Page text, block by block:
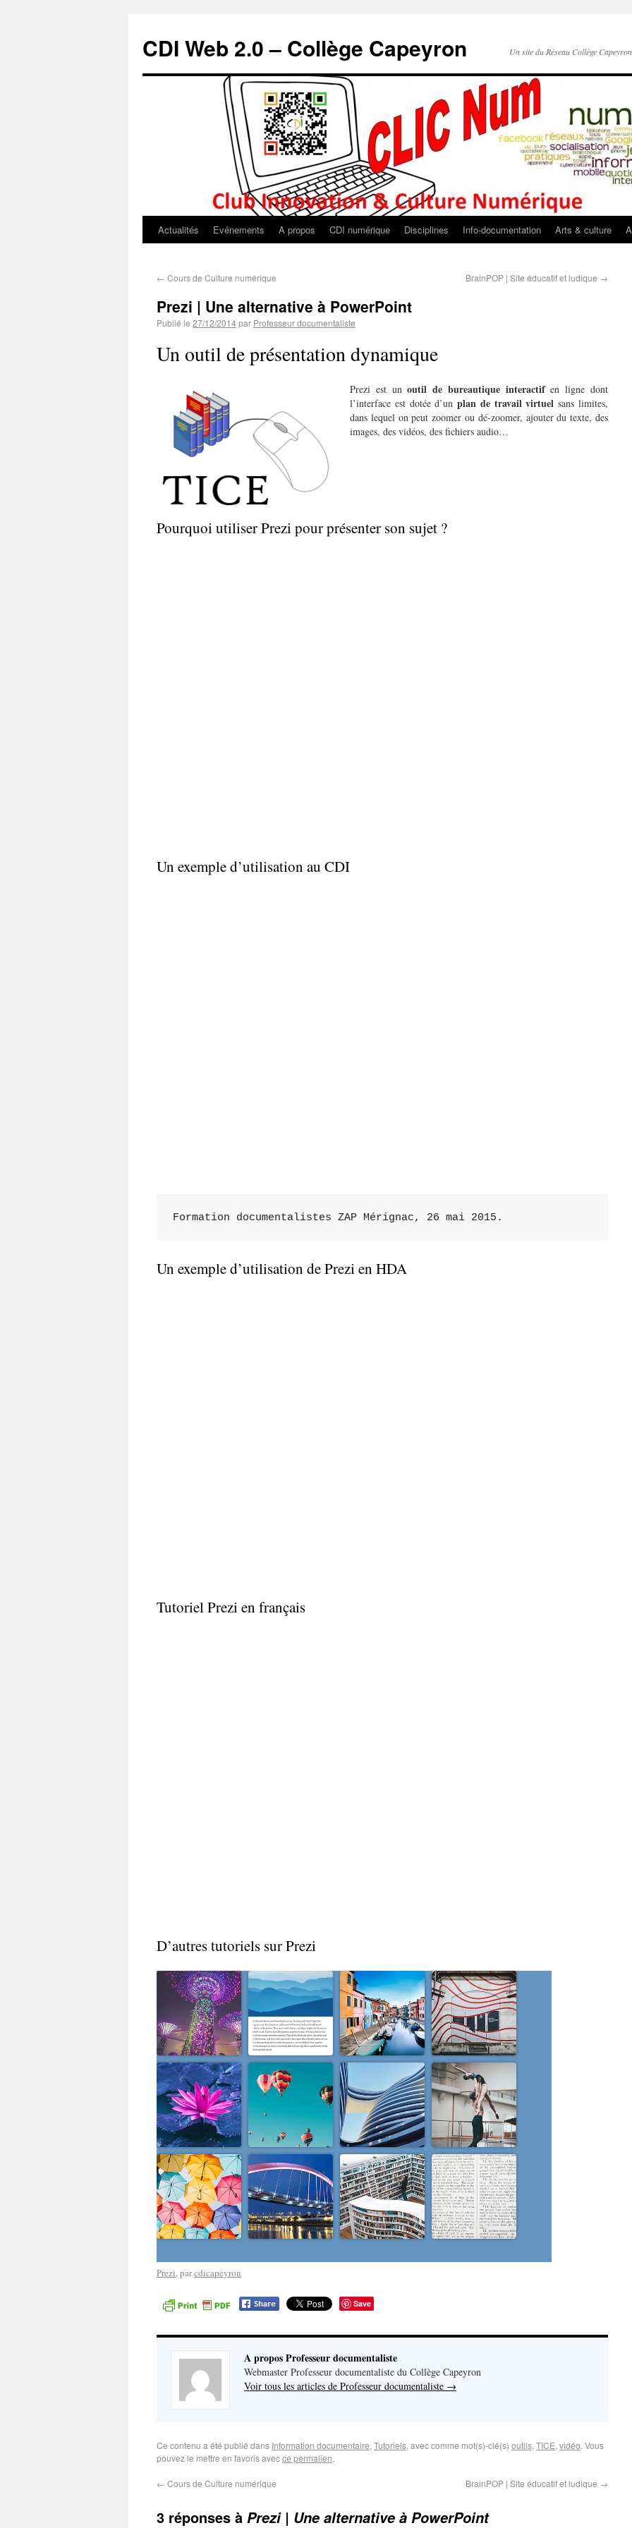
CDI Web 2.0 – Collège Capeyron Un site du Réseau Collège
Actualités Evénements A propos CDI numérique Disciplines Info-documentation Arts & culture
← Cours de Culture numérique BrainPOP | Site éducatif et ludique →
Prezi | Une alternative à PowerPoint
Publié le 27/12/2014par Professeur documentaliste
Un outil de présentation dynamique
Prezi est unoutil de bureautique interactifen ligne dont
l’interface est dotée d’unplan de travail virtuel sans limites,
dans lequel on peut zoomer ou dé-zoomer, ajouter du texte, des
images, des vidéos, des fichiers audio…
Pourquoi utiliser Prezi pour présenter son sujet ?
Un exemple d’utilisation au CDI
Formation documentalistes ZAP Mérignac, 26 mai 2015.
Un exemple d’utilisation de Prezi en HDA
Tutoriel Prezi en français
D’autres tutoriels sur Prezi
Prezi, parcdicapeyron
Save
A propos Professeur documentaliste
Webmaster Professeur documentaliste du Collège Capeyron
Voir tous les articles de Professeur documentaliste →
Ce contenu a été publié dans Information documentaire, Tutoriels, avec comme mot(s)-clé(s) outils, TICE, vidéo. Vous
pouvez le mettre en favoris avecce permalien.
← Cours de Culture numérique BrainPOP | Site éducatif et ludique →
3 réponses à Prezi | Une alternative à PowerPoint